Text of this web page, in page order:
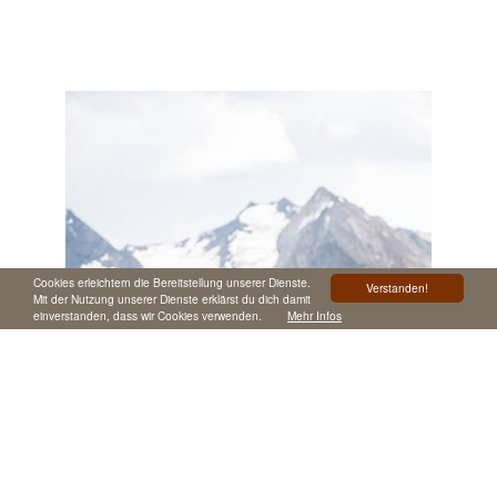
Verstanden!
Cookies erleichtern die Bereitstellung unserer Dienste.
Mit der Nutzung unserer Dienste erklärst du dich damit
einverstanden, dass wir Cookies verwenden.
Mehr Infos